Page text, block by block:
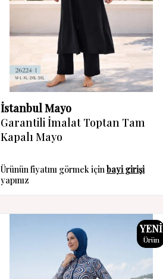
İstanbul Mayo
Garantili İmalat Toptan Tam
Kapalı Mayo
Ürünün fiyatını görmek için bayi girişi
yapınız
YENI
Ürün